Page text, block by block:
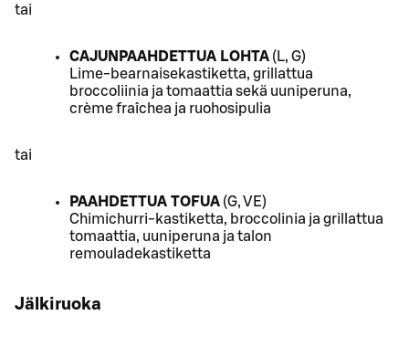
tai
CAJUNPAAHDETTUA LOHTA (L, G)
Lime-bearnaisekastiketta, grillattua
broccoliinia ja tomaattia sekä uuniperuna,
crème fraîchea ja ruohosipulia
tai
PAAHDETTUA TOFUA (G, VE)
Chimichurri-kastiketta, broccolinia ja grillattua
tomaattia, uuniperuna ja talon
remouladekastiketta
Jälkiruoka